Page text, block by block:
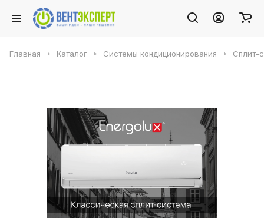
Главная Каталог Системы кондиционирования Сплит-